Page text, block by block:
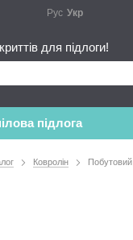
Публічний договір
Рус Укр
для підлоги!
підлога
Ковролін Побутовий